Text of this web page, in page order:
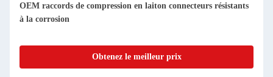
OEM raccords de compression en laiton connecteurs résistants
à la corrosion
Obtenez le meilleur prix